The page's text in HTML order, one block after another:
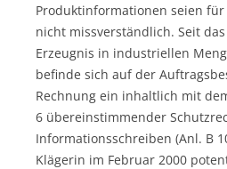
Produktinformationen seien
nicht missverständlich. Seit
Erzeugnis in industriellen
befinde sich auf der
Rechnung ein inhaltlich mit
6 übereinstimmender
Informationsschreiben (Anl. B
Klägerin im Februar 2000